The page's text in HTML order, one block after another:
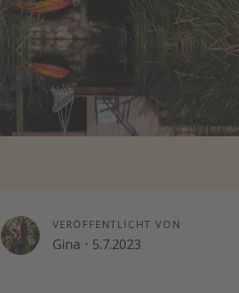
VERÖFFENTLICHT VON
Gina · 5.7.2023